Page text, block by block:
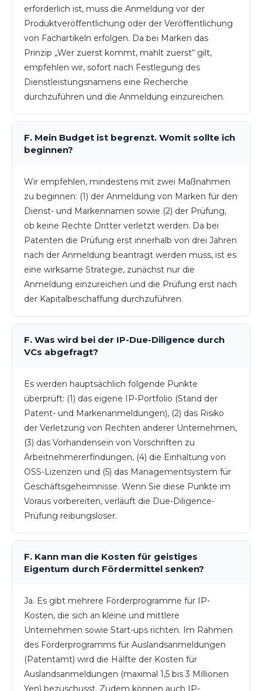
erforderlich ist, muss die Anmeldung vor der
Produktveröffentlichung oder der Veröffentlichung
von Fachartikeln erfolgen. Da bei Marken das
Prinzip „Wer zuerst kommt, mahlt zuerst“ gilt,
empfehlen wir, sofort nach Festlegung des
Dienstleistungsnamens eine Recherche
durchzuführen und die Anmeldung einzureichen.
F. Mein Budget ist begrenzt. Womit sollte ich
beginnen?
Wir empfehlen, mindestens mit zwei Maßnahmen
zu beginnen: (1) der Anmeldung von Marken für den
Dienst- und Markennamen sowie (2) der Prüfung,
ob keine Rechte Dritter verletzt werden. Da bei
Patenten die Prüfung erst innerhalb von drei Jahren
nach der Anmeldung beantragt werden muss, ist es
eine wirksame Strategie, zunächst nur die
Anmeldung einzureichen und die Prüfung erst nach
der Kapitalbeschaffung durchzuführen.
F. Was wird bei der IP-Due-Diligence durch
VCs abgefragt?
Es werden hauptsächlich folgende Punkte
überprüft: (1) das eigene IP-Portfolio (Stand der
Patent- und Markenanmeldungen), (2) das Risiko
der Verletzung von Rechten anderer Unternehmen,
(3) das Vorhandensein von Vorschriften zu
Arbeitnehmererfindungen, (4) die Einhaltung von
OSS-Lizenzen und (5) das Managementsystem für
Geschäftsgeheimnisse. Wenn Sie diese Punkte im
Voraus vorbereiten, verläuft die Due-Diligence-
Prüfung reibungsloser.
F. Kann man die Kosten für geistiges
Eigentum durch Fördermittel senken?
Ja. Es gibt mehrere Förderprogramme für IP-
Kosten, die sich an kleine und mittlere
Unternehmen sowie Start-ups richten. Im Rahmen
des Förderprogramms für Auslandsanmeldungen
(Patentamt) wird die Hälfte der Kosten für
Auslandsanmeldungen (maximal 1,5 bis 3 Millionen
Yen) bezuschusst. Zudem können auch IP-